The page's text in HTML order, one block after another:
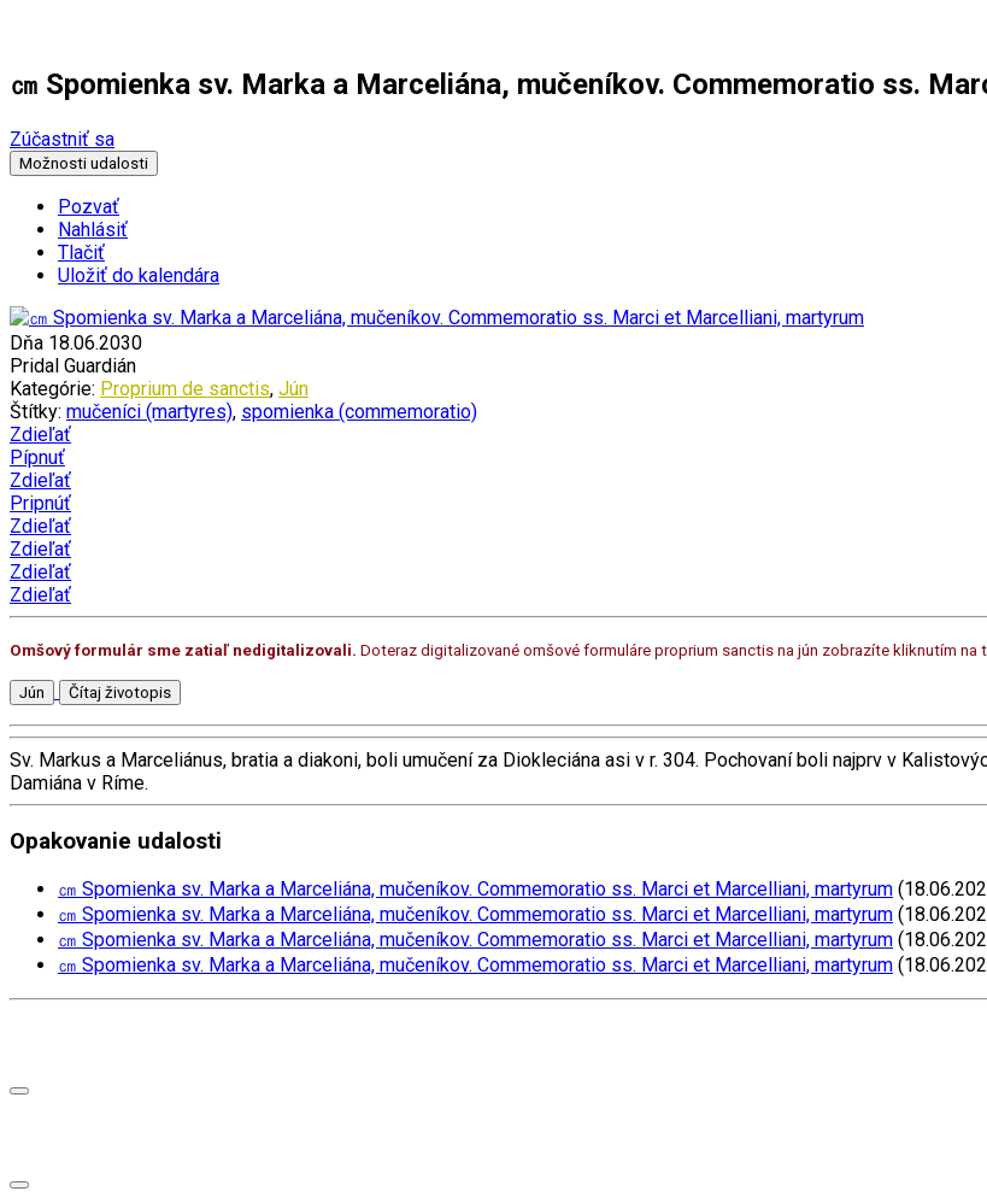
㎝ Spomienka sv. Marka a Marceliána, mučeníkov. Commemoratio ss.
Zúčastniť sa
Možnosti udalosti
Pozvať
Nahlásiť
Tlačiť
Uložiť do kalendára
Dňa 18.06.2030
Pridal Guardián
Kategórie: Proprium de sanctis, Jún
Štítky: mučeníci (martyres), spomienka (commemoratio)
Zdieľať
Pípnuť
Zdieľať
Pripnúť
Zdieľať
Zdieľať
Zdieľať
Zdieľať
Omšový formulár sme zatiaľ nedigitalizovali. Doteraz digitalizované omšové formuláre proprium sanctis na jún zobrazíte kliknutím
Jún Čítaj životopis
Sv. Markus a Marceliánus, bratia a diakoni, boli umučení za Diokleciána asi v r. 304. Pochovaní boli najprv v
Damiána v Ríme.
Opakovanie udalosti
㎝ Spomienka sv. Marka a Marceliána, mučeníkov. Commemoratio ss. Marci et Marcelliani, martyrum
㎝ Spomienka sv. Marka a Marceliána, mučeníkov. Commemoratio ss. Marci et Marcelliani, martyrum
㎝ Spomienka sv. Marka a Marceliána, mučeníkov. Commemoratio ss. Marci et Marcelliani, martyrum
㎝ Spomienka sv. Marka a Marceliána, mučeníkov. Commemoratio ss. Marci et Marcelliani, martyrum